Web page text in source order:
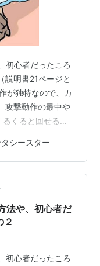
初心者だったころ
説明書21ページと
が独特なので、カ
攻撃動作の最中や
くると回せるの
。動作中に視点
でも目で追いなが
多くの敵は攻撃に
し時間がかかる
走って視点を回
…
シースター
法や、初心者だ
２
初心者だったころ